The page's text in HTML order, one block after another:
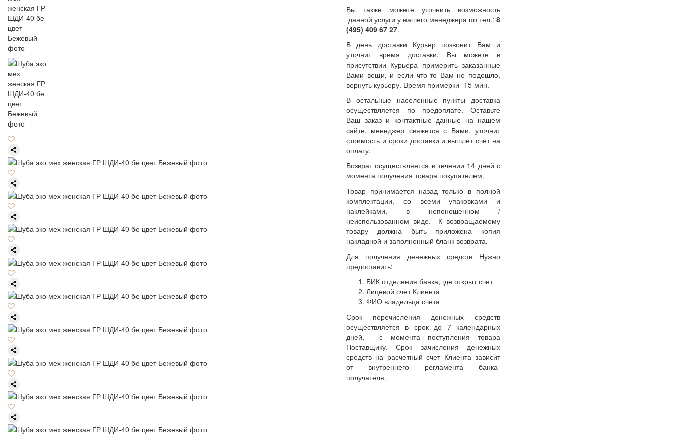
Вы также можете уточнить возможность
данной услуги у нашего менеджера по тел.: 8
(495) 409 67 27.
В день доставки Курьер позвонит Вам и
уточнит время доставки. Вы можете в
присутствии Курьера примерить заказанные
Вами вещи, и если что-то Вам не подошло,
вернуть курьеру. Время примерки -15 мин.
В остальные населенные пункты доставка
осуществляется по предоплате. Оставьте
Ваш заказ и контактные данные на нашем
сайте, менеджер свяжется с Вами, уточнит
стоимость и сроки доставки и вышлет счет на
оплату.
Возврат осуществляется в течении 14 дней с
момента получения товара покупателем.
Товар принимается назад только в полной
комплектации, со всеми упаковками и
наклейками, в непоношенном /
неиспользованном виде. К возвращаемому
товару должна быть приложена копия
накладной и заполненный бланк возврата.
Для получения денежных средств Нужно
предоставить:
БИК отделения банка, где открыт счет
Лицевой счет Клиента
ФИО владельца счета
Срок перечисления денежных средств
осуществляется в срок до 7 календарных
дней, с момента поступления товара
Поставщику. Срок зачисления денежных
средств на расчетный счет Клиента зависит
от внутреннего регламента банка-
получателя.